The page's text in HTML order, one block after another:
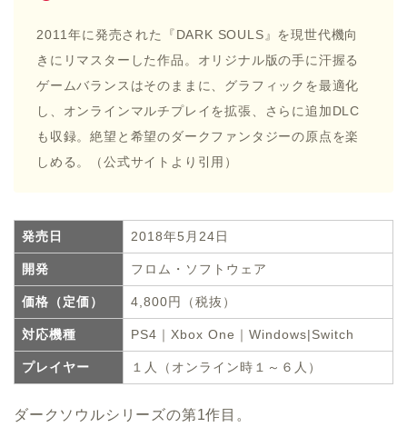
2011年に発売された『DARK SOULS』を現世代機向
きにリマスターした作品。オリジナル版の手に汗握る
ゲームバランスはそのままに、グラフィックを最適化
し、オンラインマルチプレイを拡張、さらに追加DLC
も収録。絶望と希望のダークファンタジーの原点を楽
しめる。（公式サイトより引用）
発売日 2018年5月24日
開発 フロム・ソフトウェア
価格（定価） 4,800円（税抜）
対応機種 PS4｜Xbox One｜Windows|Switch
プレイヤー １人（オンライン時１～６人）
ダークソウルシリーズの第1作目。